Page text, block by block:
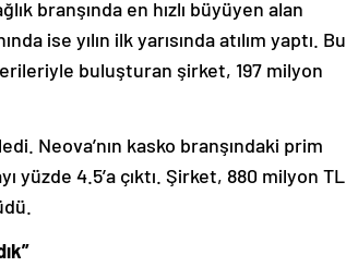
branşında en hızlı büyüyen alan
ise yılın ilk yarısında atılım yaptı. Bu
buluşturan şirket, 197 milyon
Neova’nın kasko branşındaki prim
4.5’a çıktı. Şirket, 880 milyon TL